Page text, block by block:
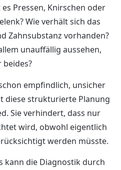
Pressen, Knirschen oder
Wie verhält sich das
Zahnsubstanz vorhanden?
unauffällig aussehen,
empfindlich, unsicher
diese strukturierte Planung
Sie verhindert, dass nur
wird, obwohl eigentlich
werden müsste.
kann die Diagnostik durch